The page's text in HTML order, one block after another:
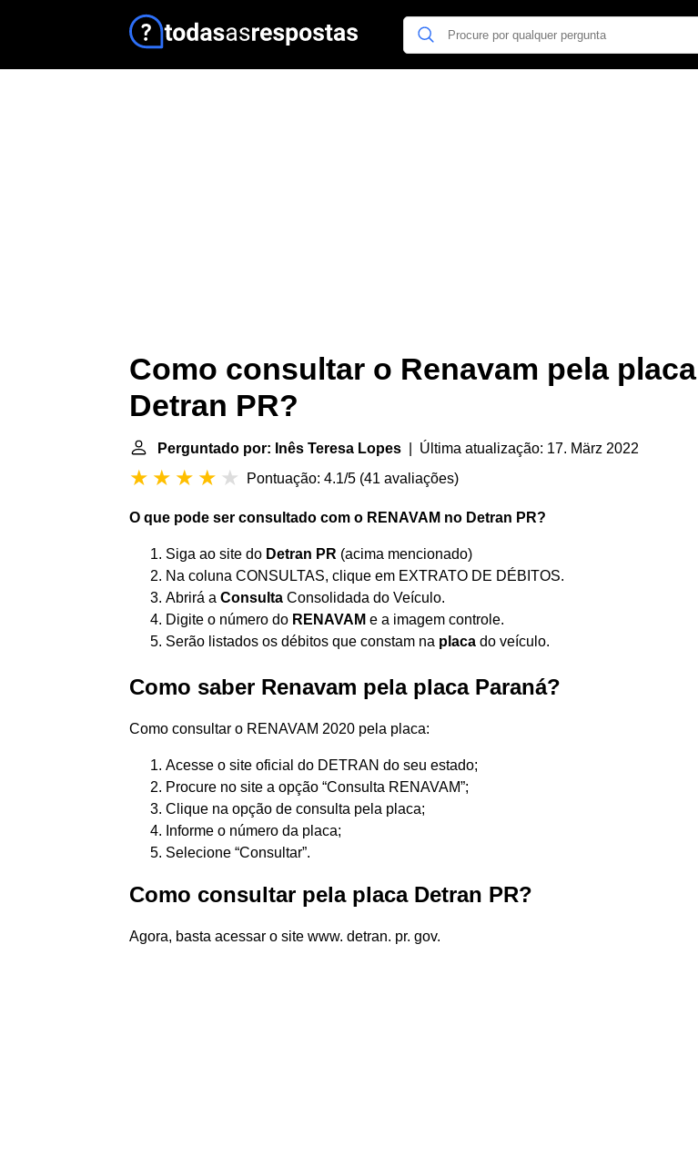
Como consultar o Renavam pela placa
Detran PR?
Perguntado por: Inês Teresa Lopes | Última atualização: 17. März 2022
Pontuação: 4.1/5 (41 avaliações)
O que pode ser consultado com o RENAVAM no Detran PR?
Siga ao site do Detran PR (acima mencionado)
Na coluna CONSULTAS, clique em EXTRATO DE DÉBITOS.
Abrirá a Consulta Consolidada do Veículo.
Digite o número do RENAVAM e a imagem controle.
Serão listados os débitos que constam na placa do veículo.
Como saber Renavam pela placa Paraná?
Como consultar o RENAVAM 2020 pela placa:
Acesse o site oficial do DETRAN do seu estado;
Procure no site a opção “Consulta RENAVAM”;
Clique na opção de consulta pela placa;
Informe o número da placa;
Selecione “Consultar”.
Como consultar pela placa Detran PR?
Agora, basta acessar o site www. detran. pr. gov.